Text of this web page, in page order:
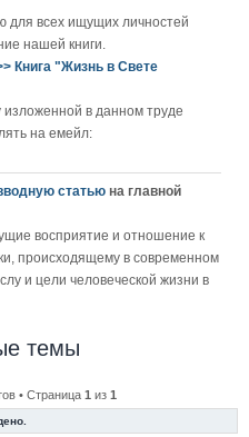
для всех ищущих личностей
нашей книги.
Книга "Жизнь в Свете
в данном труде
на емейл:
статью на главной
восприятие и отношение к
происходящему в современном
и цели человеческой жизни в
темы
• Страница 1 из 1